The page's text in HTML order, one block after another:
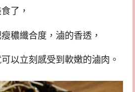
了，
穠纖合度，滷的香透，
以立刻感受到軟嫩的滷肉。